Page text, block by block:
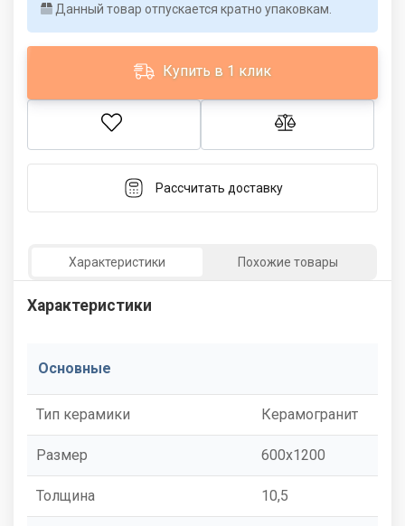
Данный товар отпускается кратно упаковкам.
Купить в 1 клик
Рассчитать доставку
Характеристики Похожие товары
Характеристики
Основные
Тип керамики Керамогранит
Размер 600x1200
Толщина 10,5